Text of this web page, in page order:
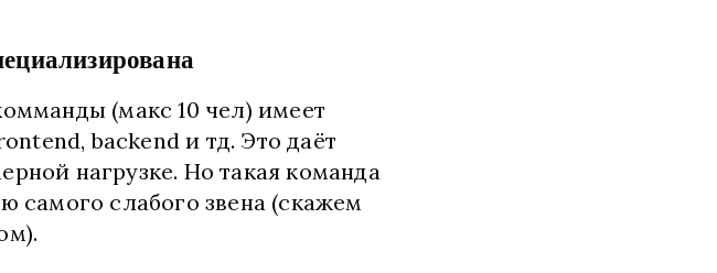
(макс 10 чел) имеет
backend и тд. Это даёт
нагрузке. Но такая команда
самого слабого звена (скажем